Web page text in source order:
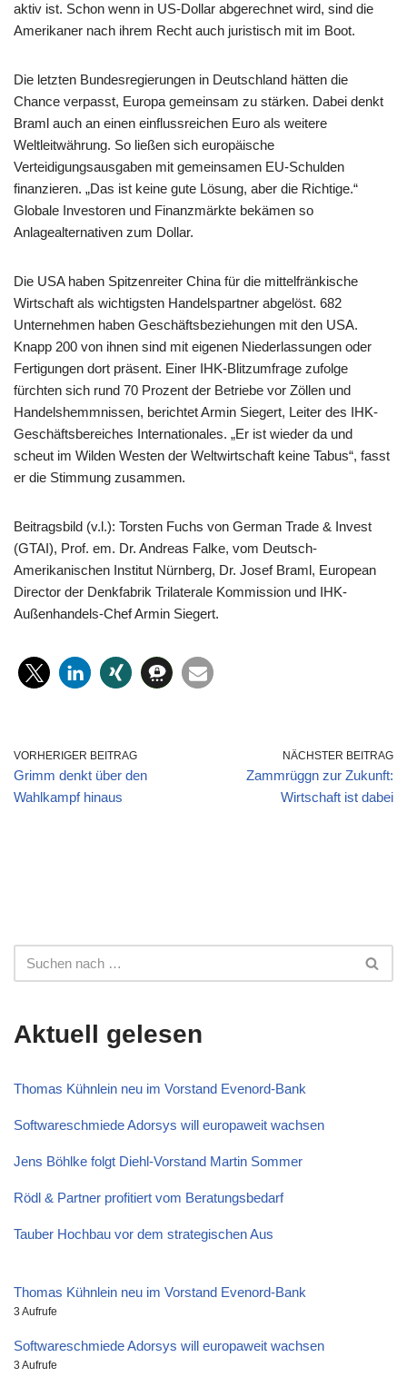
aktiv ist. Schon wenn in US-Dollar abgerechnet wird, sind die
Amerikaner nach ihrem Recht auch juristisch mit im Boot.
Die letzten Bundesregierungen in Deutschland hätten die
Chance verpasst, Europa gemeinsam zu stärken. Dabei denkt
Braml auch an einen einflussreichen Euro als weitere
Weltleitwährung. So ließen sich europäische
Verteidigungsausgaben mit gemeinsamen EU-Schulden
finanzieren. „Das ist keine gute Lösung, aber die Richtige.“
Globale Investoren und Finanzmärkte bekämen so
Anlagealternativen zum Dollar.
Die USA haben Spitzenreiter China für die mittelfränkische
Wirtschaft als wichtigsten Handelspartner abgelöst. 682
Unternehmen haben Geschäftsbeziehungen mit den USA.
Knapp 200 von ihnen sind mit eigenen Niederlassungen oder
Fertigungen dort präsent. Einer IHK-Blitzumfrage zufolge
fürchten sich rund 70 Prozent der Betriebe vor Zöllen und
Handelshemmnissen, berichtet Armin Siegert, Leiter des IHK-
Geschäftsbereiches Internationales. „Er ist wieder da und
scheut im Wilden Westen der Weltwirtschaft keine Tabus“, fasst
er die Stimmung zusammen.
Beitragsbild (v.l.): Torsten Fuchs von German Trade & Invest
(GTAI), Prof. em. Dr. Andreas Falke, vom Deutsch-
Amerikanischen Institut Nürnberg, Dr. Josef Braml, European
Director der Denkfabrik Trilaterale Kommission und IHK-
Außenhandels-Chef Armin Siegert.
VORHERIGER BEITRAG
Grimm denkt über den
Wahlkampf hinaus
NÄCHSTER BEITRAG
Zammrüggn zur Zukunft:
Wirtschaft ist dabei
Aktuell gelesen
Thomas Kühnlein neu im Vorstand Evenord-Bank
Softwareschmiede Adorsys will europaweit wachsen
Jens Böhlke folgt Diehl-Vorstand Martin Sommer
Rödl & Partner profitiert vom Beratungsbedarf
Tauber Hochbau vor dem strategischen Aus
Thomas Kühnlein neu im Vorstand Evenord-Bank
3 Aufrufe
Softwareschmiede Adorsys will europaweit wachsen
3 Aufrufe